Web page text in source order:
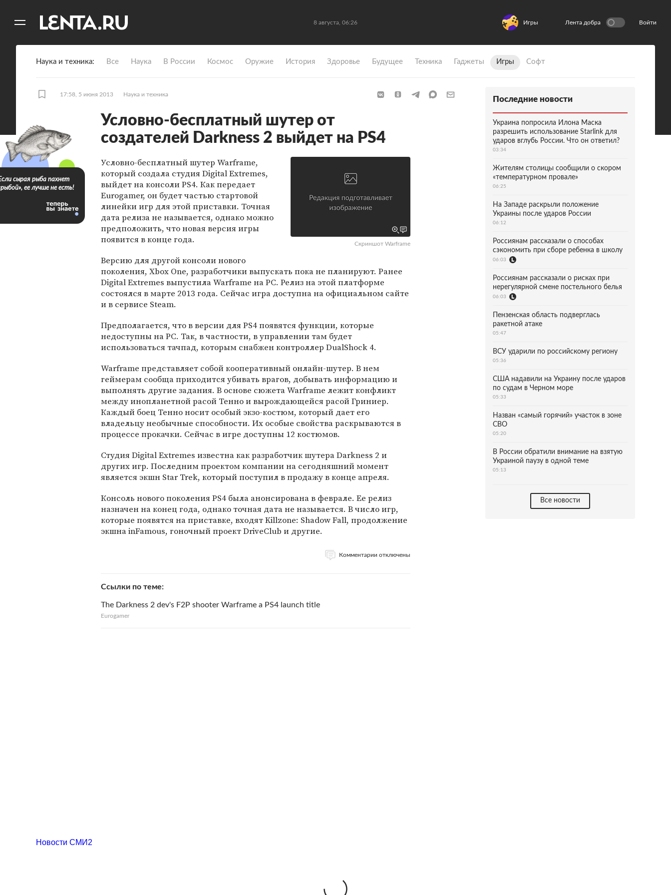
8 августа, 06:26 Игры Лента добра Войти
Наука и техника Все Наука В России Космос Оружие История Здоровье Будущее Техника Гаджеты Игры Софт
17:58, 5 июня 2013 Наука и техника
Условно-бесплатный шутер от
создателей Darkness 2 выйдет на PS4
Скриншот Warframe
Условно-бесплатный шутер Warframe,
который создала студия Digital Extremes,
выйдет на консоли PS4. Как передает
Eurogamer, он будет частью стартовой
линейки игр для этой приставки. Точная
дата релиза не называется, однако можно
предположить, что новая версия игры
появится в конце года.
Версию для другой консоли нового
поколения, Xbox One, разработчики выпускать пока не планируют. Ранее
Digital Extremes выпустила Warframe на PC. Релиз на этой платформе
состоялся в марте 2013 года. Сейчас игра доступна на официальном сайте
и в сервисе Steam.
Предполагается, что в версии для PS4 появятся функции, которые
недоступны на PC. Так, в частности, в управлении там будет
использоваться тачпад, которым снабжен контроллер DualShock 4.
Warframe представляет собой кооперативный онлайн-шутер. В нем
геймерам сообща приходится убивать врагов, добывать информацию и
выполнять другие задания. В основе сюжета Warframe лежит конфликт
между инопланетной расой Тенно и вырождающейся расой Гриниер.
Каждый боец Тенно носит особый экзо-костюм, который дает его
владельцу необычные способности. Их особые свойства раскрываются в
процессе прокачки. Сейчас в игре доступны 12 костюмов.
Студия Digital Extremes известна как разработчик шутера Darkness 2 и
других игр. Последним проектом компании на сегодняшний момент
является экшн Star Trek, который поступил в продажу в конце апреля.
Консоль нового поколения PS4 была анонсирована в феврале. Ее релиз
назначен на конец года, однако точная дата не называется. В число игр,
которые появятся на приставке, входят Killzone: Shadow Fall, продолжение
экшна inFamous, гоночный проект DriveClub и другие.
Комментарии отключены
Ссылки по теме
The Darkness 2 dev's F2P shooter Warframe a PS4 launch title
Eurogamer
сырая рыба пахнет
ее лучше не есть!
Последние новости
Украина попросила Илона Маска
разрешить использование Starlink для
ударов вглубь России. Что он ответил?
03:34
Жителям столицы сообщили о скором
«температурном провале»
06:25
На Западе раскрыли положение
Украины после ударов России
06:12
Россиянам рассказали о способах
сэкономить при сборе ребенка в школу
06:03
Россиянам рассказали о рисках при
нерегулярной смене постельного белья
06:03
Пензенская область подверглась
ракетной атаке
05:47
ВСУ ударили по российскому региону
05:36
США надавили на Украину после ударов
по судам в Черном море
05:33
Назван «самый горячий» участок в зоне
СВО
05:20
В России обратили внимание на взятую
Украиной паузу в одной теме
05:13
Все новости
Новости СМИ2